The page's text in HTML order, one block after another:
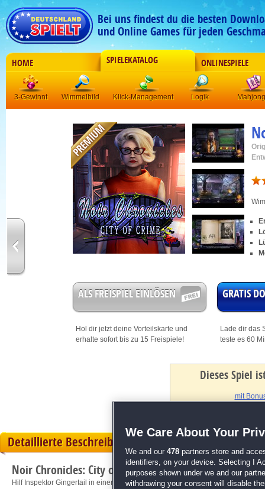
Bei uns findest du die besten
und Online Games für jeden
HOME SPIELEKATALOG ONLINESPIELE
3-Gewinnt Wimmelbild Klick-Management Logik Mahjong
ALS FREISPIEL EINLÖSEN
Hol dir jetzt deine Vorteilskarte und
erhalte sofort bis zu 15 Freispiele!
GRATIS
Lade dir das
teste es 60
Dieses Spiel
mit
Detaillierte Beschreibung
Noir Chronicles: City of Crimes
Hilf Inspektor Gingertail in einem düsteren Fall!
We Care About Your
We and our 478 partners store and
identifiers, on your device. Selecting I
purposes shown under we and our
withdrawing your consent will disable